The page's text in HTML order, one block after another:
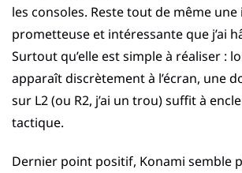
les consoles. Reste tout de même une
prometteuse et intéressante que j’ai
Surtout qu’elle est simple à réaliser :
apparaît discrètement à l’écran, une
sur L2 (ou R2, j’ai un trou) suffit à
tactique.
Dernier point positif, Konami semble